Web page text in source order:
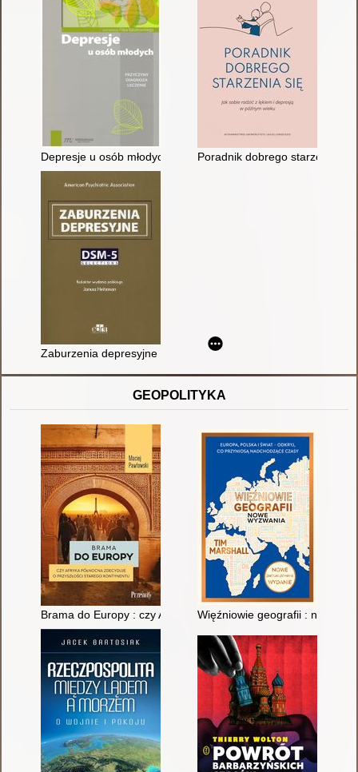
Depresje u osób młodych : przyczyny, diagnoza, leczenie
Poradnik dobrego starzenia
Zaburzenia depresyjne : DSM-5 Selections
GEOPOLITYKA
Brama do Europy : czy Afryka Północna zdecyduje o
Więźniowie geografii : nowe